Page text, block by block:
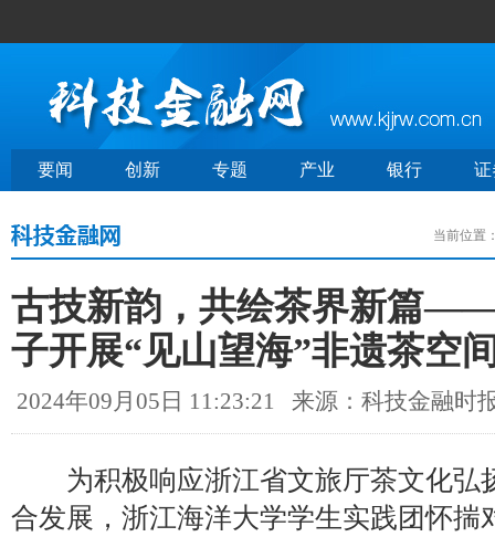
要闻 创新 专题 产业 银行 证
当前位置
古技新韵，共绘茶界新篇
子开展“见山望海”非遗茶空
2024年09月05日 11:23:21 来源：科技金融时
为积极响应浙江省文旅厅茶文化弘
合发展，浙江海洋大学学生实践团怀揣